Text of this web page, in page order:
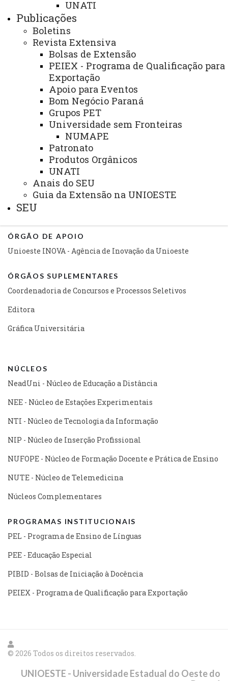
UNATI
Publicações
Boletins
Revista Extensiva
Bolsas de Extensão
PEIEX - Programa de Qualificação para
Exportação
Apoio para Eventos
Bom Negócio Paraná
Grupos PET
Universidade sem Fronteiras
NUMAPE
Patronato
Produtos Orgânicos
UNATI
Anais do SEU
Guia da Extensão na UNIOESTE
SEU
ASSESSORIAS
Assistência Estudantil
Auditoria Interna
Avaliação Institucional
Convênios e Captação de Recursos
Corregedoria da Unioeste
Comunicação Social
Igualdade e Promoção Social
Sistema de Controle Interno, Integridade e Compliance
Relações Internacionais e Interinstitucionais
ÓRGÃO DE APOIO
Unioeste INOVA - Agência de Inovação da Unioeste
ÓRGÃOS SUPLEMENTARES
Coordenadoria de Concursos e Processos Seletivos
Editora
Gráfica Universitária
NÚCLEOS
NeadUni - Núcleo de Educação a Distância
NEE - Núcleo de Estações Experimentais
NTI - Núcleo de Tecnologia da Informação
NIP - Núcleo de Inserção Profissional
NUFOPE - Núcleo de Formação Docente e Prática de Ensino
NUTE - Núcleo de Telemedicina
Núcleos Complementares
PROGRAMAS INSTITUCIONAIS
PEL - Programa de Ensino de Línguas
PEE - Educação Especial
PIBID - Bolsas de Iniciação à Docência
PEIEX - Programa de Qualificação para Exportação
© 2026 Todos os direitos reservados.
UNIOESTE - Universidade Estadual do Oeste do